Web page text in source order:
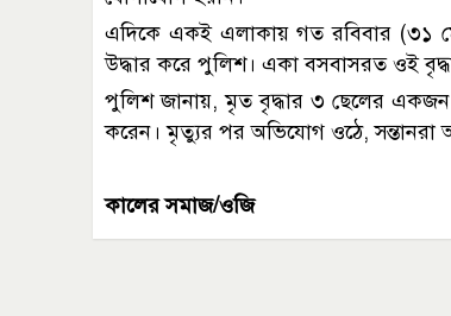
এদিকে একই এলাকায় গত রবিবার (৩১
উদ্ধার করে পুলিশ। একা বসবাসরত ওই
পুলিশ জানায়, মৃত বৃদ্ধার ৩ ছেলের
করেন। মৃত্যুর পর অভিযোগ ওঠে, সন্তানরা
কালের সমাজ/ওজি